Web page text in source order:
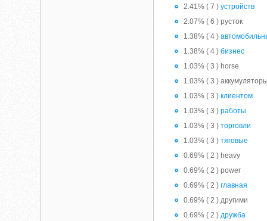
2.41% ( 7 )устройств
2.07% ( 6 ) русток
1.38% ( 4 )
1.38% ( 4 )бизнес
1.03% ( 3 ) horse
1.03% ( 3 ) аккумуляторы
1.03% ( 3 )клиентом
1.03% ( 3 )работы
1.03% ( 3 )торговли
1.03% ( 3 )тяговые
0.69% ( 2 ) heavy
0.69% ( 2 ) power
0.69% ( 2 )главная
0.69% ( 2 ) другими
0.69% ( 2 )дружба